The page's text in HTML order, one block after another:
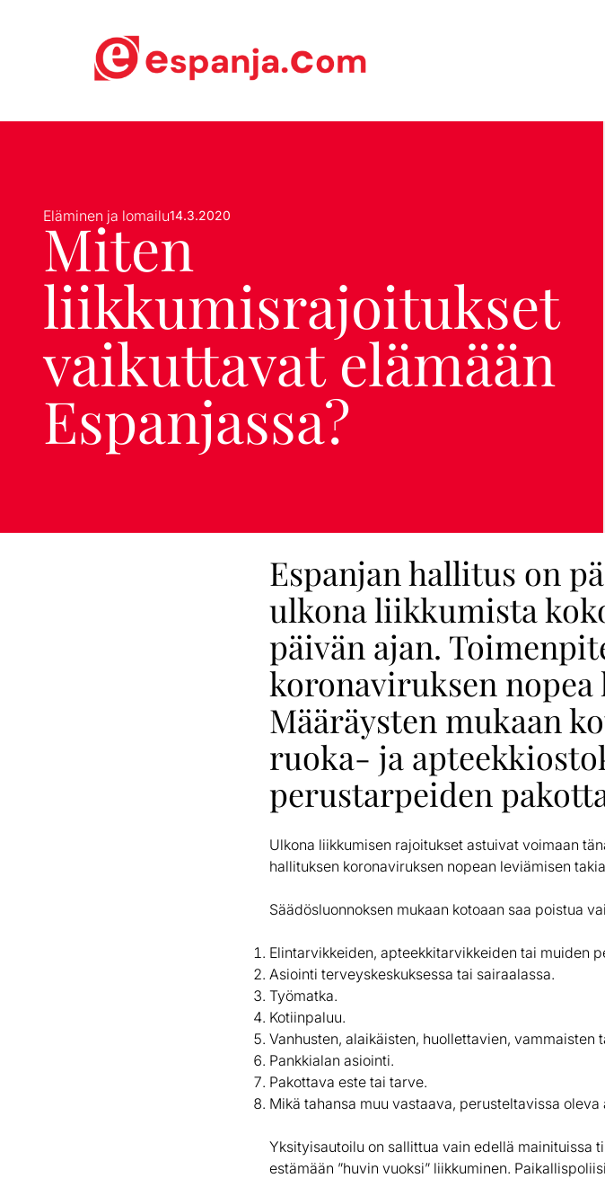
Eläminen ja lomailu14.3.2020
Miten
liikkumisrajoitukset
vaikuttavat elämään
Espanjassa?
Espanjan hallitus on
ulkona liikkumista
päivän ajan.
koronaviruksen nopea
Määräysten mukaan
ruoka- ja
perustarpeiden
Ulkona liikkumisen rajoitukset astuivat voimaan
hallituksen koronaviruksen nopean leviämisen
Säädösluonnoksen mukaan kotoaan saa poistua
Elintarvikkeiden, apteekkitarvikkeiden tai muiden
Asiointi terveyskeskuksessa tai sairaalassa.
Työmatka.
Kotiinpaluu.
Vanhusten, alaikäisten, huollettavien,
Pankkialan asiointi.
Pakottava este tai tarve.
Mikä tahansa muu vastaava, perusteltavissa oleva
Yksityisautoilu on sallittua vain edellä mainituissa
estämään ”huvin vuoksi” liikkuminen.